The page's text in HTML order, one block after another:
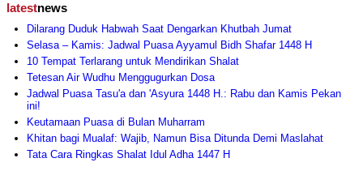
latestnews
Dilarang Duduk Habwah Saat Dengarkan Khutbah Jumat
Selasa – Kamis: Jadwal Puasa Ayyamul Bidh Shafar 1448 H
10 Tempat Terlarang untuk Mendirikan Shalat
Tetesan Air Wudhu Menggugurkan Dosa
Jadwal Puasa Tasu'a dan 'Asyura 1448 H.: Rabu dan Kamis Pekan
ini!
Keutamaan Puasa di Bulan Muharram
Khitan bagi Mualaf: Wajib, Namun Bisa Ditunda Demi Maslahat
Tata Cara Ringkas Shalat Idul Adha 1447 H